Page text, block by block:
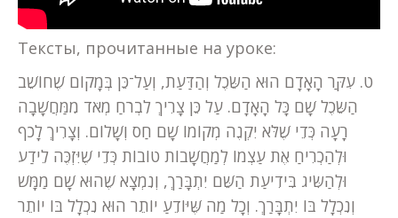
Тексты, прочитанные на уроке:
ט. עִקַּר הָאָדָם הוּא הַשֵּׂכֶל וְהַדַּעַת, וְעַל־כֵּן בְּמָקוֹם שֶׁחוֹשֵׁב
הַשֵּׂכֶל שָׁם כָּל הָאָדָם. עַל כֵּן צָרִיךְ לִבְרֹחַ מְאֹד מִמַּחֲשָׁבָה
רָעָה כְּדֵי שֶׁלֹּא יִקְנֶה מְקוֹמוֹ שָׁם חַס וְשָׁלוֹם. וְצָרִיךְ לָכֹף
וּלְהַכְרִיחַ אֶת עַצְמוֹ לְמַחֲשָׁבוֹת טוֹבוֹת כְּדֵי שֶׁיִּזְכֶּה לֵידַע
וּלְהַשִּׂיג בִּידִיעַת הַשֵּׁם יִתְבָּרַךְ, וְנִמְצָא שֶׁהוּא שָׁם מַמָּשׁ
וְנִכְלָל בּוֹ יִתְבָּרַךְ. וְכָל מַה שֶּׁיּוֹדֵעַ יוֹתֵר הוּא נִכְלָל בּוֹ יוֹתֵר